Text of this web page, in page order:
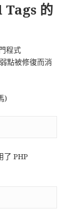
的
程式
點被修復而消
)
了 PHP